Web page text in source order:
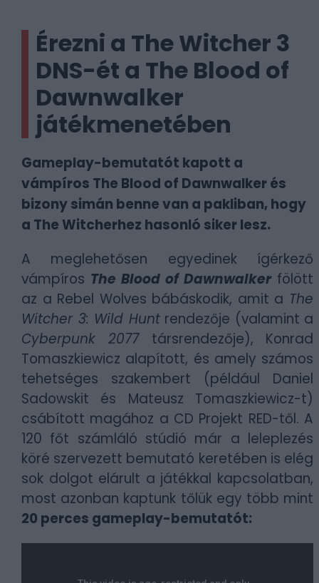
Érezni a The Witcher 3
DNS-ét a The Blood of
Dawnwalker
játékmenetében
Gameplay-bemutatót kapott a
vámpíros The Blood of Dawnwalker és
bizony simán benne van a pakliban, hogy
a The Witcherhez hasonló siker lesz.
A meglehetősen egyedinek ígérkező
vámpíros The Blood of Dawnwalkerfölött
az a Rebel Wolves bábáskodik, amit a The
Witcher 3: Wild Huntrendezője (valamint a
Cyberpunk 2077társrendezője), Konrad
Tomaszkiewicz alapított, és amely számos
tehetséges szakembert (például Daniel
Sadowskit és Mateusz Tomaszkiewicz-t)
csábított magához a CD Projekt RED-től. A
120 főt számláló stúdió már a leleplezés
köré szervezett bemutató keretében is elég
sok dolgot elárult a játékkal kapcsolatban,
most azonban kaptunk tőlük egy több mint
20 perces gameplay-bemutatót: